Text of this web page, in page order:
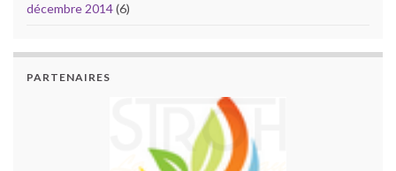
décembre 2014(6)
PARTENAIRES